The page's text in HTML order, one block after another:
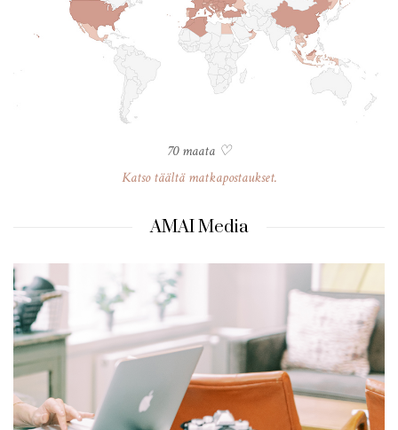
70 maata ♡
Katso täältä matkapostaukset.
AMAI Media